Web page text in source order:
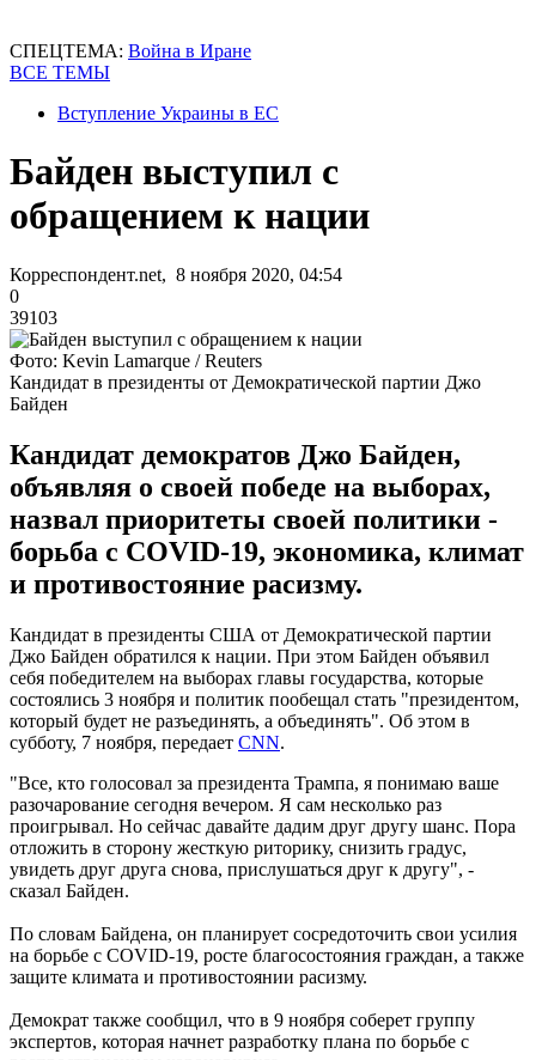
СПЕЦТЕМА: Война в Иране
ВСЕ ТЕМЫ
Вступление Украины в ЕС
Байден выступил с
обращением к нации
Корреспондент.net, 8 ноября 2020, 04:54
0
39103
Фото: Kevin Lamarque / Reuters
Кандидат в президенты от Демократической партии Джо
Байден
Кандидат демократов Джо Байден,
объявляя о своей победе на выборах,
назвал приоритеты своей политики -
борьба с COVID-19, экономика, климат
и противостояние расизму.
Кандидат в президенты США от Демократической партии
Джо Байден обратился к нации. При этом Байден объявил
себя победителем на выборах главы государства, которые
состоялись 3 ноября и политик пообещал стать "президентом,
который будет не разъединять, а объединять". Об этом в
субботу, 7 ноября, передает CNN.
"Все, кто голосовал за президента Трампа, я понимаю ваше
разочарование сегодня вечером. Я сам несколько раз
проигрывал. Но сейчас давайте дадим друг другу шанс. Пора
отложить в сторону жесткую риторику, снизить градус,
увидеть друг друга снова, прислушаться друг к другу", -
сказал Байден.
По словам Байдена, он планирует сосредоточить свои усилия
на борьбе с COVID-19, росте благосостояния граждан, а также
защите климата и противостоянии расизму.
Демократ также сообщил, что в 9 ноября соберет группу
экспертов, которая начнет разработку плана по борьбе с